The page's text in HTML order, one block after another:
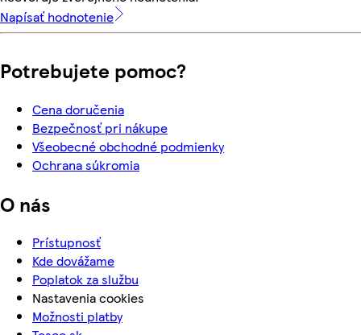
Napísať hodnotenie
Potrebujete pomoc?
Cena doručenia
Bezpečnosť pri nákupe
Všeobecné obchodné podmienky
Ochrana súkromia
O nás
Prístupnosť
Kde dovážame
Poplatok za službu
Nastavenia cookies
Možnosti platby